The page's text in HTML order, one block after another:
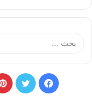
فيسبوكتويتر